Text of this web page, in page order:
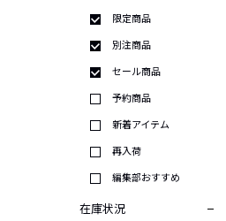
限定商品
別注商品
セール商品
予約商品
新着アイテム
再入荷
編集部おすすめ
在庫状況